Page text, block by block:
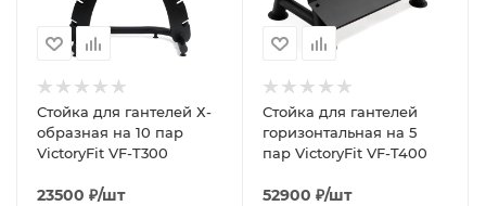
Стойка для гантелей Х-
образная на 10 пар
VictoryFit VF-T300
23500 ₽/шт
Стойка для гантелей
горизонтальная на 5
пар VictoryFit VF-T400
52900 ₽/шт